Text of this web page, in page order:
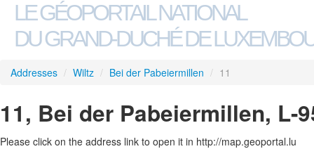
LE GÉOPORTAIL NATIONAL
DU GRAND-DUCHÉ DE
Addresses / Wiltz / Bei der Pabeiermillen / 11
11, Bei der Pabeiermillen, L-
Please click on the address link to open it in http://map.geoportal.lu